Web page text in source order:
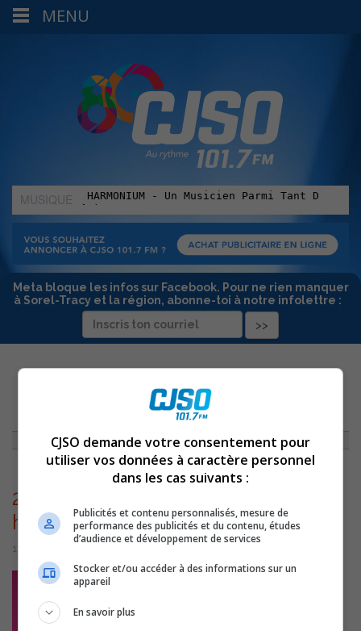
MUSIQUE
:
Meta bloque les infos sur Facebook. Pour ne rien manquer
à Sorel-Tracy et la région, abonne-toi à notre infolettre :
BLOGUE DE MYRIAM ARPIN»MITSOU FAIT REVIVRE « C’EST
CHAUD » AVEC YA CETIDON ET TOKO»2EF20-MITSOU-SINGLE-CEST-
2ef20-mitsou-single-cest-chaud-
hot
13 mai 2026 | Par Myriam Arpin
MENU
CJSO demande votre consentement pour
utiliser vos données à caractère personnel
dans les cas suivants :
Publicités et contenu personnalisés, mesure de
performance des publicités et du contenu, études
d’audience et développement de services
Stocker et/ou accéder à des informations sur un
appareil
En savoir plus